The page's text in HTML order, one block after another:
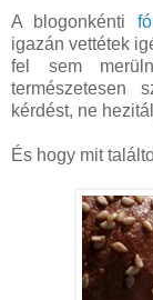
A blogonkénti
igazán vettétek
fel sem
természetesen
kérdést, ne
És hogy mit